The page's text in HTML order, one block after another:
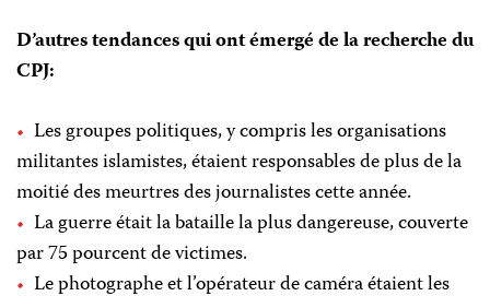
D’autres tendances qui ont émergé de la recherche du
CPJ:
Les groupes politiques, y compris les organisations
militantes islamistes, étaient responsables de plus de la
moitié des meurtres des journalistes cette année.
La guerre était la bataille la plus dangereuse, couverte
par 75 pourcent de victimes.
Le photographe et l’opérateur de caméra étaient les